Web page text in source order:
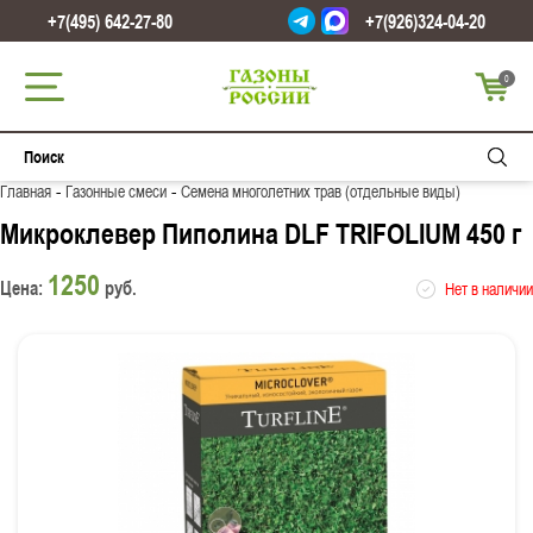
+7(495) 642-27-80 +7(926)324-04-20
0
Главная-Газонные смеси-Семена многолетних трав (отдельные виды)
Микроклевер Пиполина DLF TRIFOLIUM 450 г
Цена: 1250 руб. Нет в наличии